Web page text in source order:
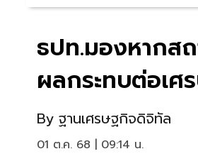
ธปท.มองหากส
ผลกระทบต่อเ
By ฐานเศรษฐกิจดิจิทัล
01 ต.ค. 68 | 09:14 น.